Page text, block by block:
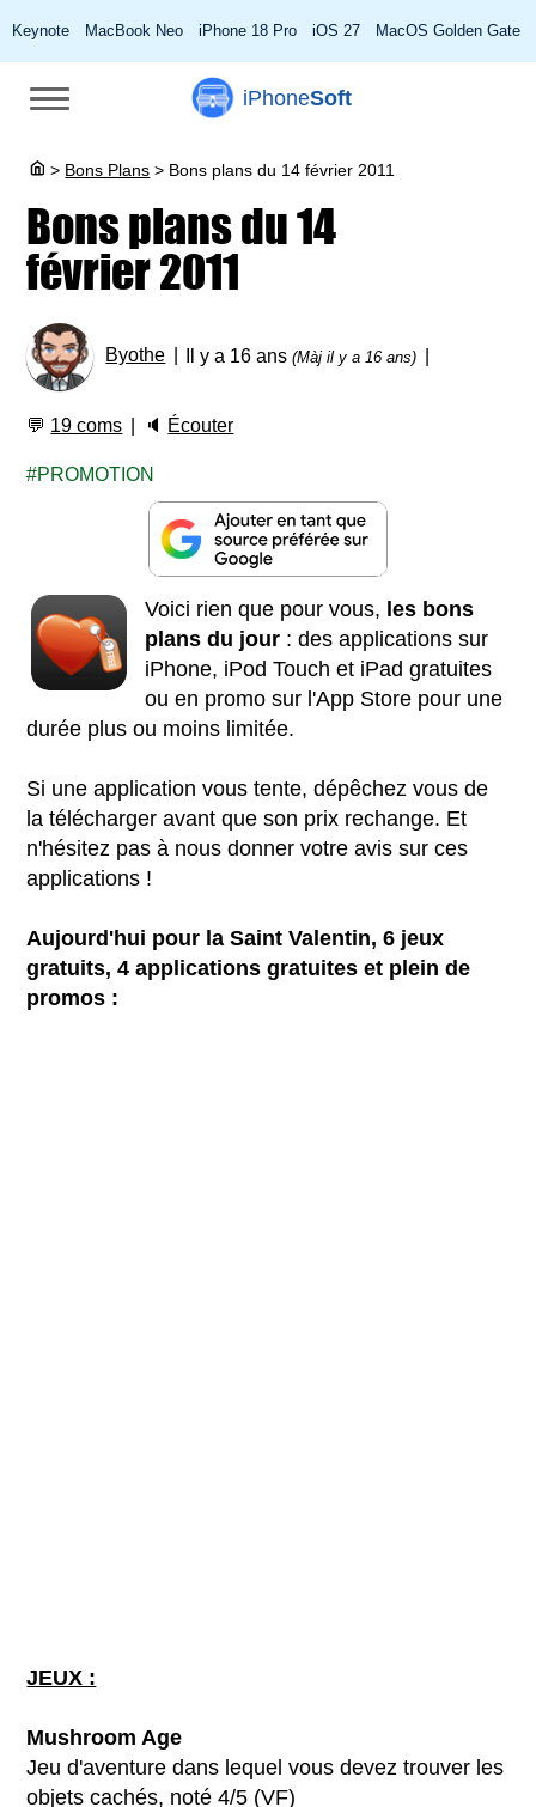
Keynote MacBook Neo iPhone 18 Pro iOS 27 MacOS Golden Gate
iPhoneSoft
> Bons Plans > Bons plans du 14 février 2011
Bons plans du 14
février 2011
Byothe Il y a 16 ans(Màj il y a 16 ans)
💬 19 coms 🔈 Écouter
PROMOTION
Voici rien que pour vous, les bons
plans du jour : des applications sur
iPhone, iPod Touch et iPad gratuites
ou en promo sur l'App Store pour une
durée plus ou moins limitée.
Si une application vous tente, dépêchez vous de
la télécharger avant que son prix rechange. Et
n'hésitez pas à nous donner votre avis sur ces
applications !
Aujourd'hui pour la Saint Valentin, 6 jeux
gratuits, 4 applications gratuites et plein de
promos :
JEUX :
Mushroom Age
Jeu d'aventure dans lequel vous devez trouver les
objets cachés, noté 4/5 (VF)